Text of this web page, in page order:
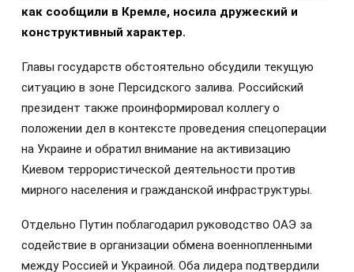
как сообщили в Кремле, носила дружеский и
конструктивный характер.
Главы государств обстоятельно обсудили текущую
ситуацию в зоне Персидского залива. Российский
президент также проинформировал коллегу о
положении дел в контексте проведения спецоперации
на Украине и обратил внимание на активизацию
Киевом террористической деятельности против
мирного населения и гражданской инфраструктуры.
Отдельно Путин поблагодарил руководство ОАЭ за
содействие в организации обмена военнопленными
между Россией и Украиной. Оба лидера подтвердили